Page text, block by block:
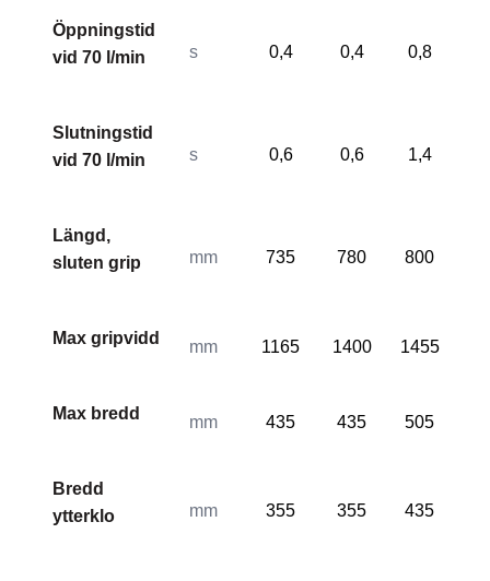
Öppningstid
vid 70 l/min
s 0,4 0,4 0,8
Slutningstid
vid 70 l/min
s 0,6 0,6 1,4
Längd,
sluten grip
mm 735 780 800
Max gripvidd mm 1165 1400 1455
Max bredd mm 435 435 505
Bredd
ytterklo
mm 355 355 435